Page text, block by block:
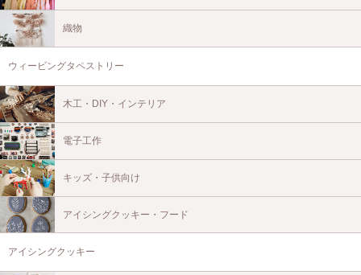
織物
ウィービングタペストリー
木工・DIY・インテリア
電子工作
キッズ・子供向け
アイシングクッキー・フード
アイシングクッキー